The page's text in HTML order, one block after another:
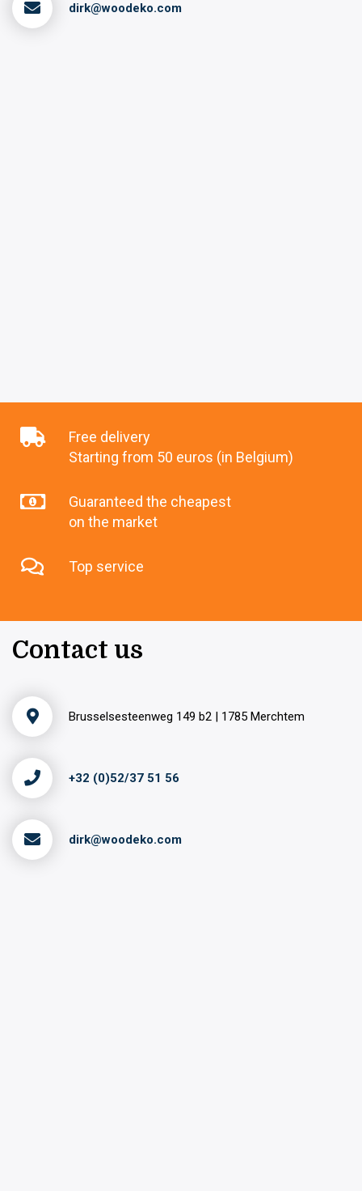
dirk@woodeko.com
Free delivery
Starting from 50 euros (in Belgium)
Guaranteed the cheapest
on the market
Top service
Contact us
Brusselsesteenweg 149 b2 | 1785 Merchtem
+32 (0)52/37 51 56
dirk@woodeko.com